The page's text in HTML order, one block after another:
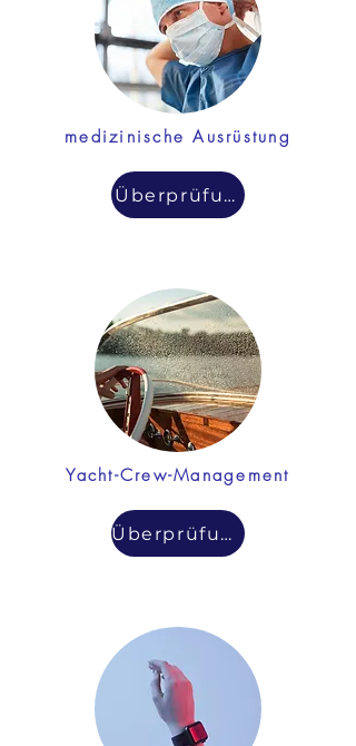
medizinische Ausrüstung
Überprüfung
Yacht-Crew-Management
Überprüfung